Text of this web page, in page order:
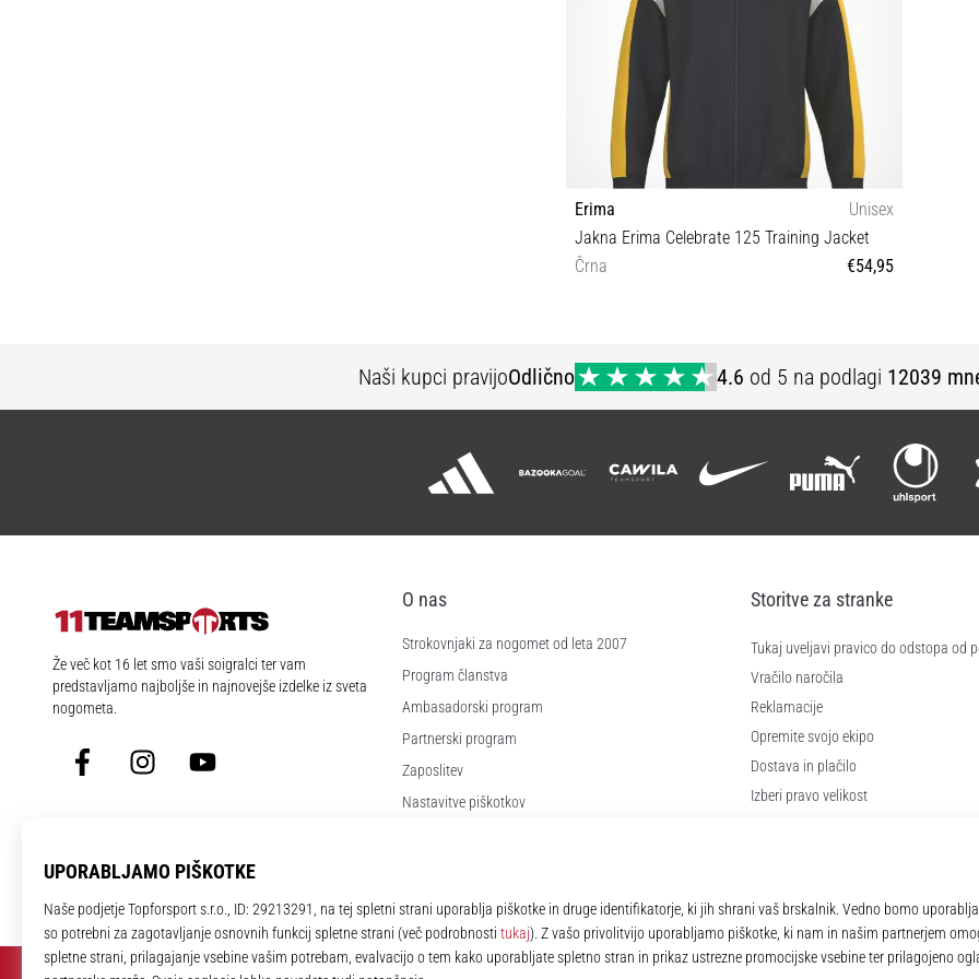
Erima
Unisex
Jakna Erima Celebrate 125 Training Jacket
Črna
€54,95
Naši kupci pravijoOdlično 4.6 od 5 na podlagi 12039
11teamsports.si
Že več kot 16 let smo vaši soigralci ter vam
predstavljamo najboljše in najnovejše izdelke iz sveta
nogometa.
FacebookInstagramYouTube
O nas
Strokovnjaki za nogomet od leta 2007
Program članstva
Ambasadorski program
Partnerski program
Zaposlitev
Nastavitve piškotkov
Storitve za stranke
Tukaj uveljavi pravico do odstopa od
Vračilo naročila
Reklamacije
Opremite svojo ekipo
Dostava in plačilo
Izberi pravo velikost